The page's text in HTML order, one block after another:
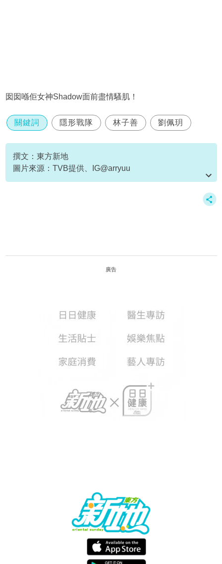
囡囡喺佢女神Shadow面前盡情騷肌！
關鍵詞 隱形戰隊 林子善 劉佩玥
撰文：東方新地
圖片來源：TVB提供、IG@arryuu
資料或影片來源：YouTube@TVB (official)
廣告